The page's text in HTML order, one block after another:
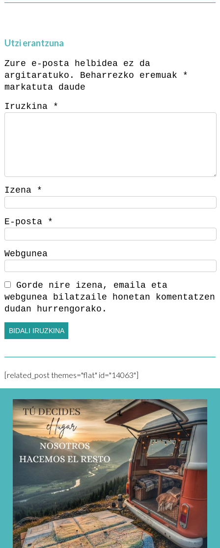
Utzi erantzuna
Zure e-posta helbidea ez da
argitaratuko.
Beharrezko eremuak
*
markatuta daude
Iruzkina
*
Izena *
E-posta *
Webgunea
Gorde nire izena, emaila eta
webgunea bilatzaile honetan komentatzen
dudan hurrengorako.
[related_post themes="flat" id="14063"]